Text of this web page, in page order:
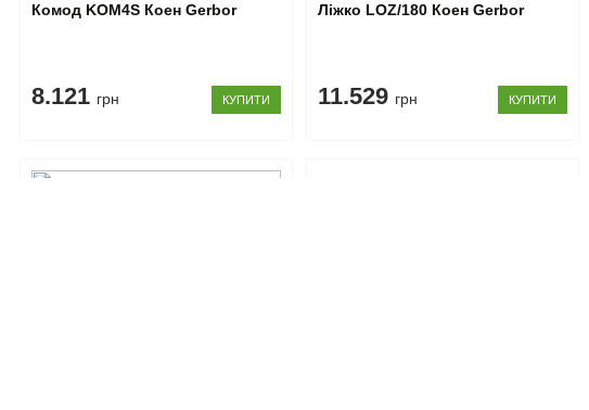
Комод KOM4S Коен Gerbor
8.121 грн КУПИТИ
Ліжко LOZ/180 Коен Gerbor
11.529 грн КУПИТИ